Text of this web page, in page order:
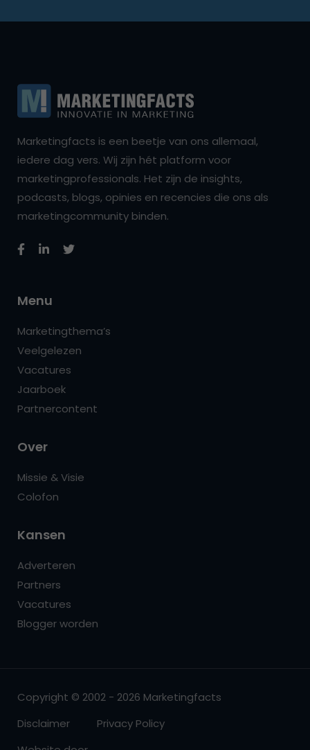
Marketingfacts is een beetje van ons allemaal,
iedere dag vers. Wij zijn hét platform voor
marketingprofessionals. Het zijn de insights,
podcasts, blogs, opinies en recencies die ons als
marketingcommunity binden.
Menu
Marketingthema’s
Veelgelezen
Vacatures
Jaarboek
Partnercontent
Over
Missie & Visie
Colofon
Kansen
Adverteren
Partners
Vacatures
Blogger worden
Copyright © 2002 - 2026 Marketingfacts
Disclaimer
Privacy Policy